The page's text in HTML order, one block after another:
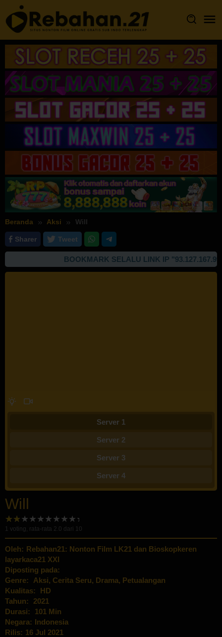
Loncat
ke
konten
Beranda Aksi Will
Sharer Tweet
BOOKMARK SELALU LINK IP "93.127.167.99"
Server 1
Server 2
Server 3
Server 4
Will
1 voting, rata-rata 2.0 dari 10
Oleh: Rebahan21: Nonton Film LK21 dan Bioskopkeren
layarkaca21 XXI
Diposting pada:
Genre:
Aksi, Cerita Seru, Drama, Petualangan
Kualitas:
HD
Tahun:
2021
Durasi:
101 Min
Negara: Indonesia
Rilis: 16 Jul 2021